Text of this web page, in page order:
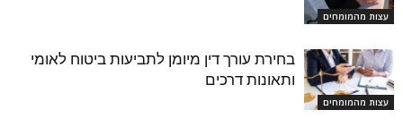
עצות מהמומחים
עצות מהמומחים
בחירת עורך דין מיומן לתביעות ביטוח לאומי
ותאונות דרכים